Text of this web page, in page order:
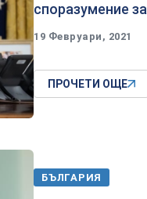
споразумение
19 Февруари, 2021
ПРОЧЕТИ ОЩЕ
БЪЛГАРИЯ